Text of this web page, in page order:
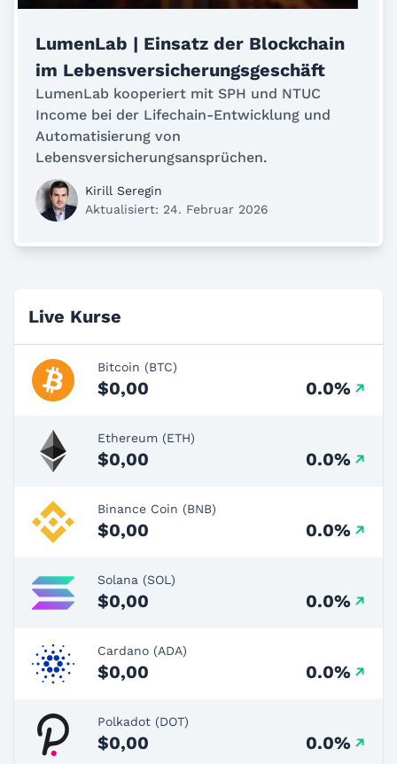
LumenLab | Einsatz der Blockchain
im Lebensversicherungsgeschäft
LumenLab kooperiert mit SPH und NTUC
Income bei der Lifechain-Entwicklung und
Automatisierung von
Lebensversicherungsansprüchen.
Kirill Seregin
Aktualisiert: 24. Februar 2026
Live Kurse
Bitcoin (BTC)
$0,00 0.0%
Ethereum (ETH)
$0,00 0.0%
Binance Coin (BNB)
$0,00 0.0%
Solana (SOL)
$0,00 0.0%
Cardano (ADA)
$0,00 0.0%
Polkadot (DOT)
$0,00 0.0%